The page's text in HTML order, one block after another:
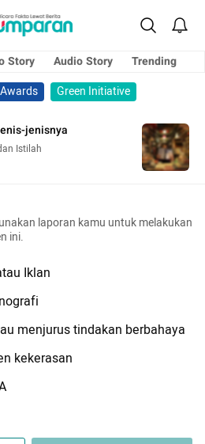
Story Audio Story
Trending
Green Initiative
jenisnya
Istilah
laporan kamu untuk melakukan
ini.
Iklan
menjurus tindakan berbahaya
kekerasan